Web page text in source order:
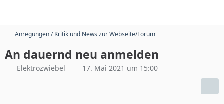
Anregungen / Kritik und News zur Webseite/Forum
An dauernd neu anmelden
Elektrozwiebel 17. Mai 2021 um 15:00